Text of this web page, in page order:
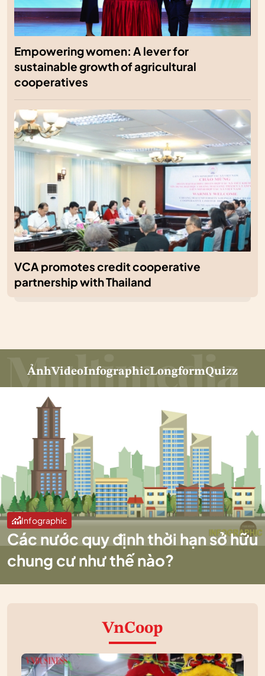
Empowering women: A lever for
sustainable growth of agricultural
cooperatives
VCA promotes credit cooperative
partnership with Thailand
ẢnhVideoInfographicLongformQuizz
Infographic
Các nước quy định thời hạn sở hữu
chung cư như thế nào?
VnCoop